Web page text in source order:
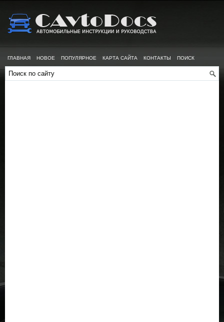
ГЛАВНАЯ НОВОЕ ПОПУЛЯРНОЕ КАРТА САЙТА КОНТАКТЫ ПОИСК